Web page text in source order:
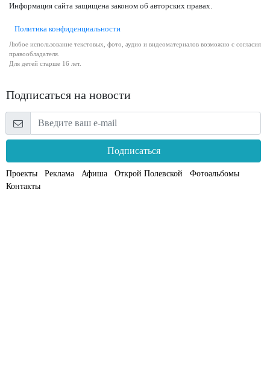
Информация сайта защищена законом об авторских правах.
Политика конфиденциальности
Любое использование текстовых, фото, аудио и видеоматериалов возможно с согласия
правообладателя.
Для детей старше 16 лет.
Подписаться на новости
Подписаться
Проекты Реклама Афиша Открой Полевской
Фотоальбомы
Контакты